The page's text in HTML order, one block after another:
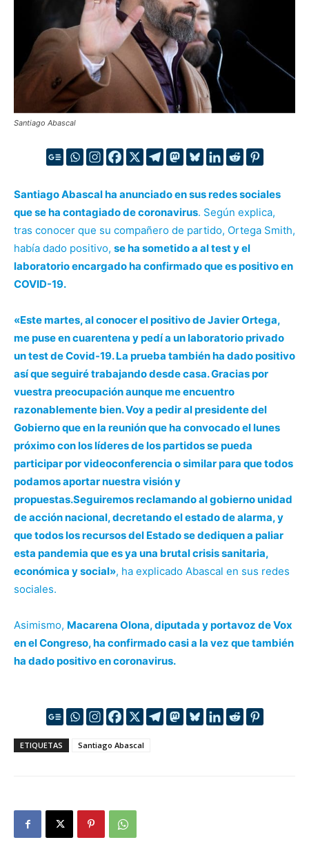
Santiago Abascal
Santiago Abascal ha anunciado en sus redes sociales
que se ha contagiado de coronavirus. Según explica,
tras conocer que su compañero de partido, Ortega Smith,
había dado positivo, se ha sometido a al test y el
laboratorio encargado ha confirmado que es positivo en
COVID-19.
«Este martes, al conocer el positivo de Javier Ortega,
me puse en cuarentena y pedí a un laboratorio privado
un test de Covid-19. La prueba también ha dado positivo
así que seguiré trabajando desde casa. Gracias por
vuestra preocupación aunque me encuentro
razonablemente bien. Voy a pedir al presidente del
Gobierno que en la reunión que ha convocado el lunes
próximo con los líderes de los partidos se pueda
participar por videoconferencia o similar para que todos
podamos aportar nuestra visión y
propuestas.Seguiremos reclamando al gobierno unidad
de acción nacional, decretando el estado de alarma, y
que todos los recursos del Estado se dediquen a paliar
esta pandemia que es ya una brutal crisis sanitaria,
económica y social», ha explicado Abascal en sus redes
sociales.
Asimismo, Macarena Olona, diputada y portavoz de Vox
en el Congreso, ha confirmado casi a la vez que también
ha dado positivo en coronavirus.
ETIQUETAS Santiago Abascal